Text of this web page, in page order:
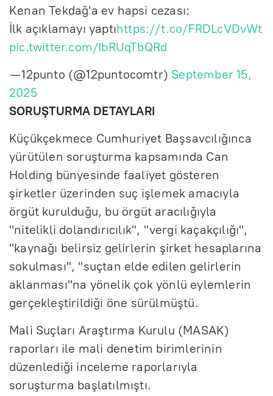
Kenan Tekdağ'a ev hapsi cezası:
İlk açıklamayı yaptıhttps://t.co/FRDLcVDvWt
pic.twitter.com/IbRUqTbQRd
— 12punto (@12puntocomtr) September 15,
2025
SORUŞTURMA DETAYLARI
Küçükçekmece Cumhuriyet Başsavcılığınca
yürütülen soruşturma kapsamında Can
Holding bünyesinde faaliyet gösteren
şirketler üzerinden suç işlemek amacıyla
örgüt kurulduğu, bu örgüt aracılığıyla
"nitelikli dolandırıcılık", "vergi kaçakçılığı",
"kaynağı belirsiz gelirlerin şirket hesaplarına
sokulması", "suçtan elde edilen gelirlerin
aklanması"na yönelik çok yönlü eylemlerin
gerçekleştirildiği öne sürülmüştü.
Mali Suçları Araştırma Kurulu (MASAK)
raporları ile mali denetim birimlerinin
düzenlediği inceleme raporlarıyla
soruşturma başlatılmıştı.